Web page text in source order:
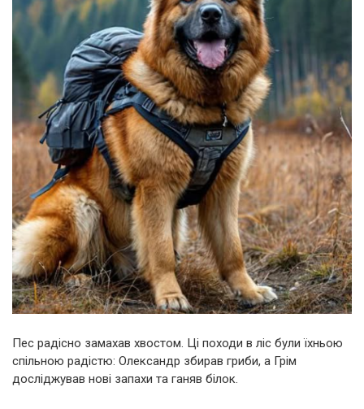
Пес радісно замахав хвостом. Ці походи в ліс були їхньою
спільною радістю: Олександр збирав гриби, а Грім
досліджував нові запахи та ганяв білок.